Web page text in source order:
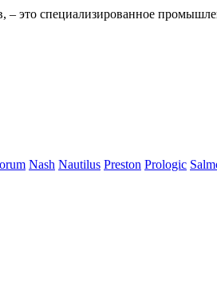
– это специализированное
Nash Nautilus Preston Prologic